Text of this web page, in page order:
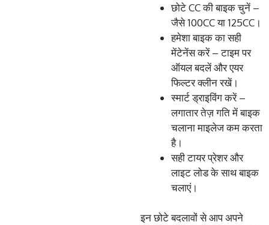
छोटे CC की बाइक चुनें –
जैसे 100CC या 125CC।
हमेशा बाइक का सही
मेंटेनेंस करें – टाइम पर
ऑयल बदलें और एयर
फिल्टर क्लीन रखें।
स्मार्ट ड्राइविंग करें –
लगातार तेज़ गति में बाइक
चलाना माइलेज कम करता
है।
सही टायर प्रेशर और
लाइट लोड के साथ बाइक
चलाएं।
इन छोटे बदलावों से आप अपने